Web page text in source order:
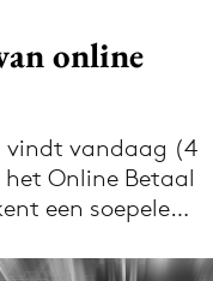
de Adformatie
online
vindt vandaag (4
Online Betaal
een soepele…